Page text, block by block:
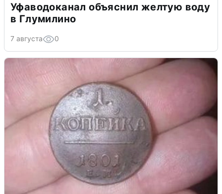
Уфаводоканал объяснил желтую воду
в Глумилино
7 августа 0